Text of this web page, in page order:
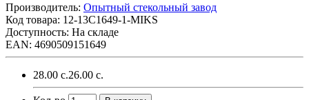
Производитель: Опытный стекольный завод
Код товара: 12-13C1649-1-MIKS
Доступность: На складе
EAN: 4690509151649
28.00 с.26.00 с.